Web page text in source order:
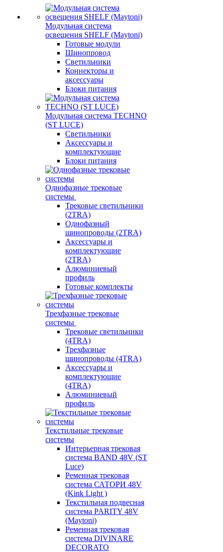
Модульная система
освещения SHELF (Maytoni)
Готовые модули
Шинопровод
Светильники
Коннекторы и
аксессуары
Блоки питания
Модульная система TECHNO
(ST LUCE)
Светильники
Аксессуары и
комплектующие
Блоки питания
Однофазные трековые
системы
Трековые светильники
(2TRA)
Однофазный
шинопроводы (2TRA)
Аксессуары и
комплектующие
(2TRA)
Алюминиевый
профиль
Готовые комплекты
Трехфазные трековые
системы
Трековые светильники
(4TRA)
Трехфазные
шинопроводы (4TRA)
Аксессуары и
комплектующие
(4TRA)
Алюминиевый
профиль
Текстильные трековые
системы
Интерьерная трековая
система BAND 48V (ST
Luce)
Ременная трековая
система САТОРИ 48V
(Kink Light )
Текстильная подвесная
система PARITY 48V
(Maytoni)
Ременная трековая
система DIVINARE
DECORATO